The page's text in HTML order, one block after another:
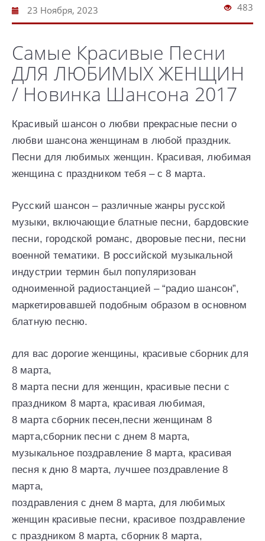
23 Ноября, 2023 483
Самые Красивые Песни
ДЛЯ ЛЮБИМЫХ ЖЕНЩИН
/ Новинка Шансона 2017
Красивый шансон о любви прекрасные песни о
любви шансона женщинам в любой праздник.
Песни для любимых женщин. Красивая, любимая
женщина с праздником тебя – с 8 марта.
Русский шансон – различные жанры русской
музыки, включающие блатные песни, бардовские
песни, городской романс, дворовые песни, песни
военной тематики. В российской музыкальной
индустрии термин был популяризован
одноименной радиостанцией – “радио шансон”,
маркетировавшей подобным образом в основном
блатную песню.
для вас дорогие женщины, красивые сборник для
8 марта,
8 марта песни для женщин, красивые песни с
праздником 8 марта, красивая любимая,
8 марта сборник песен,песни женщинам 8
марта,сборник песни с днем 8 марта,
музыкальное поздравление 8 марта, красивая
песня к дню 8 марта, лучшее поздравление 8
марта,
поздравления с днем 8 марта, для любимых
женщин красивые песни, красивое поздравление
с праздником 8 марта, сборник 8 марта,